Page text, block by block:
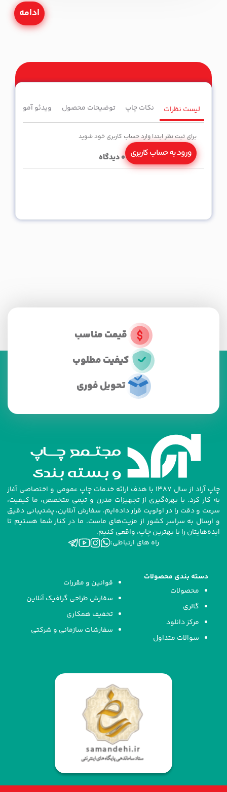
ادامه
لیست نظرات نکات چاپ توضیحات محصول ویدئو آموزشی
برای ثبت نظر ابتدا وارد حساب کاربری خود شوید
ورود به حساب کاربری 0دیدگاه
قیمت مناسب
کیفیت مطلوب
تحویل فوری
چاپ آراد از سال ۱۳۸۷ با هدف ارائه خدمات چاپ عمومی و اختصاصی آغاز
به کار کرد. با بهره‌گیری از تجهیزات مدرن و تیمی متخصص، ما کیفیت،
سرعت و دقت را در اولویت قرار داده‌ایم. سفارش آنلاین، پشتیبانی دقیق
و ارسال به سراسر کشور از مزیت‌های ماست. ما در کنار شما هستیم تا
ایده‌هایتان را با بهترین چاپ، واقعی کنیم.
راه های ارتباطی:
دسته بندی محصولات
محصولات
گالری
مرکز دانلود
سوالات متداول
قوانین و مقررات
سفارش طراحی گرافیک آنلاین
تخفیف همکاری
سفارشات سازمانی و شرکتی